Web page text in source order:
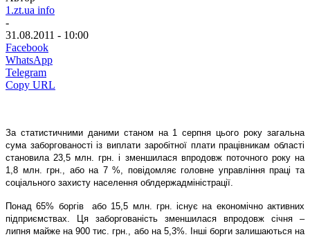
1.zt.ua info
-
31.08.2011 - 10:00
Facebook
WhatsApp
Telegram
Copy URL
За статистичними даними станом на 1 серпня цього року загальна
сума заборгованості із виплати заробітної плати працівникам області
становила 23,5 млн. грн. і зменшилася впродовж поточного року на
1,8 млн. грн., або на 7 %, повідомляє головне управління праці та
соціального захисту населення облдержадміністрації.
Понад 65% боргів або 15,5 млн. грн. існує на економічно активних
підприємствах. Ця заборгованість зменшилася впродовж січня –
липня майже на 900 тис. грн., або на 5,3%. Інші борги залишаються на